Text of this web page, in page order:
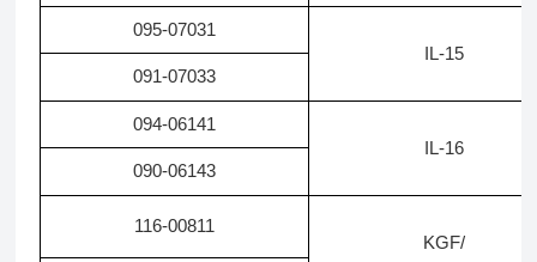
095-07031
IL-15
091-07033
094-06141
IL-16
090-06143
116-00811
KGF/